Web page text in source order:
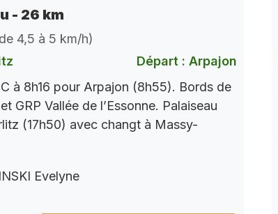
- 26 km
4,5 à 5 km/h)
Départ : Arpajon
à 8h16 pour Arpajon (8h55). Bords de
GRP Vallée de l’Essonne. Palaiseau
(17h50) avec changt à Massy-
Evelyne